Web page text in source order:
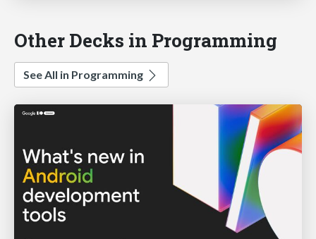
Other Decks in Programming
See All in Programming